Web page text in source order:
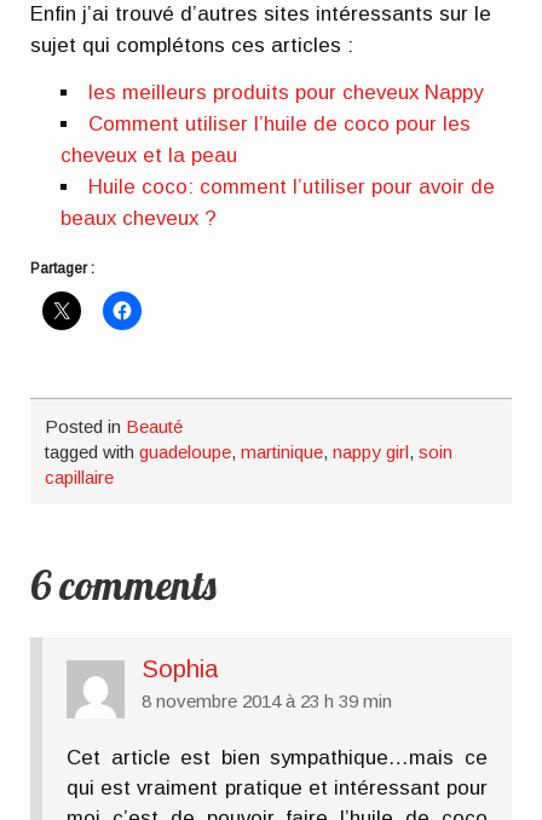
Enfin j’ai trouvé d’autres sites intéressants sur le
sujet qui complétons ces articles :
les meilleurs produits pour cheveux Nappy
Comment utiliser l’huile de coco pour les
cheveux et la peau
Huile coco: comment l’utiliser pour avoir de
beaux cheveux ?
Partager :
Posted in Beauté
tagged withguadeloupe,martinique,nappy girl,soin
capillaire
6 comments
Sophia
8 novembre 2014 à 23 h 39 min
Cet article est bien sympathique…mais ce
qui est vraiment pratique et intéressant pour